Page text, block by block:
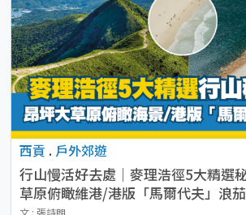
西貢 . 戶外郊遊
行山慢活好去處｜麥理浩徑5大精選
草原俯瞰維港/港版「馬爾代夫」浪